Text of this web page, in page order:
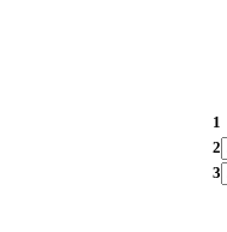
1
2
3